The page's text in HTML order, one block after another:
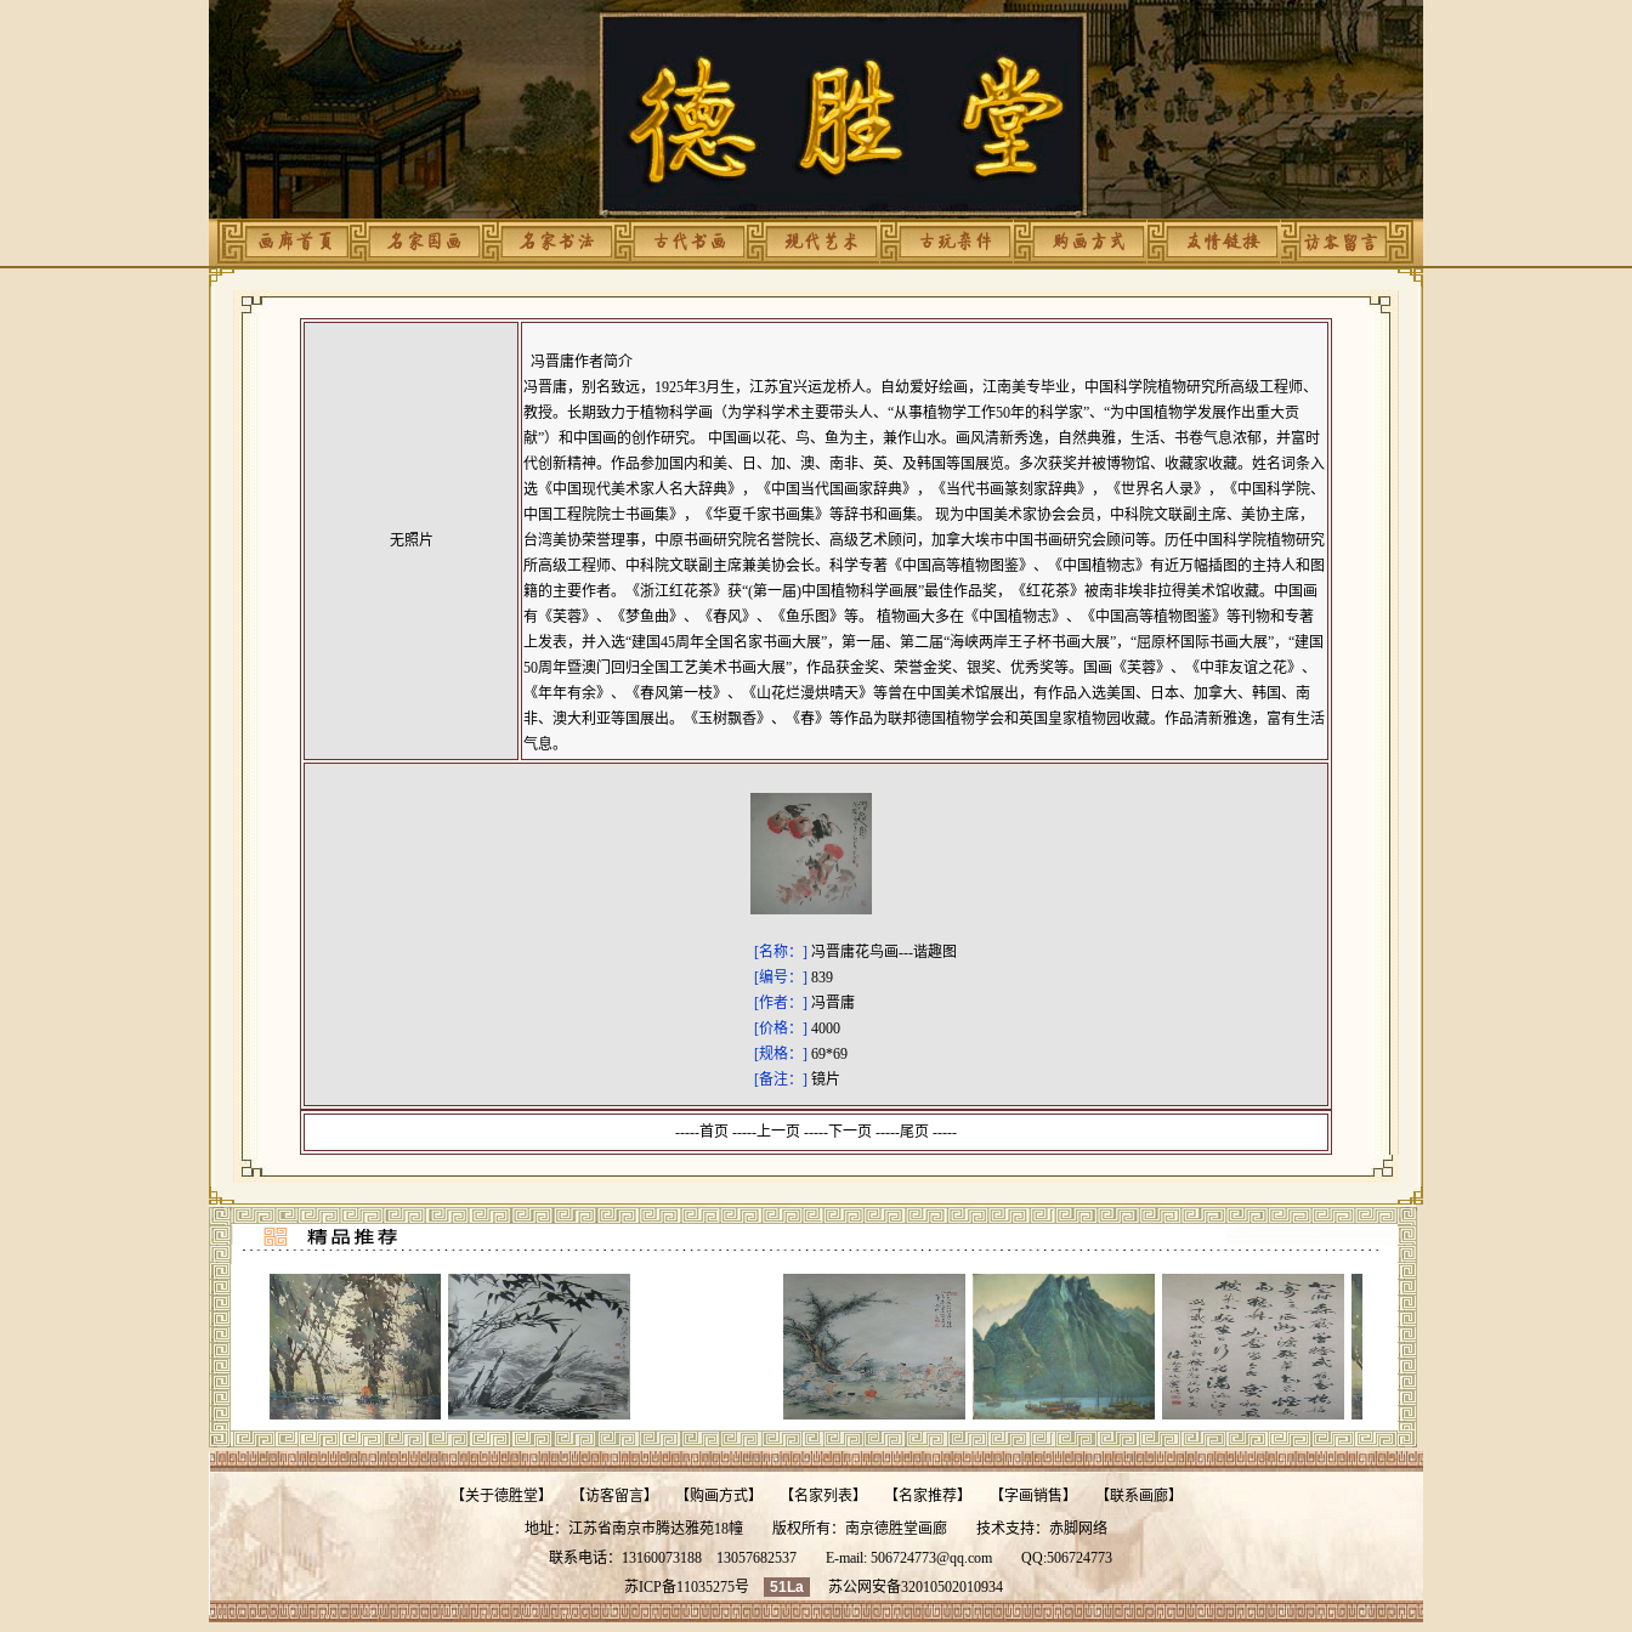
无照片
冯晋庸作者简介
冯晋庸，别名致远，1925年3月生，江苏宜兴运龙桥人。自幼爱好绘画，江南美专毕业， 中国科学院植物研究所高级工程师、
教授。长期致力于植物科学画（为学科学术主要带头人、“从事植物学工作50年的科学家”、“为中国植物学发展作出重大贡
献”）和中国画的创作研究。 中国画以花、鸟、鱼为主，兼作山水。画风清新秀逸，自然典雅，生活、书卷气息浓郁，并富时
代创新精神。作品参加国内和美、日、加、澳、南非、英、及韩国等国展览。多次获奖并被博物馆、收藏家收藏。姓名词条入
选《中国现代美术家人名大辞典》，《中国当代国画家辞典》，《当代书画篆刻家辞典》，《世界名人录》，《中国科学院、
中国工程院院士书画集》，《华夏千家书画集》等辞书和画集。 现为中国美术家协会会员，中科院文联副主席、美协主席，
台湾美协荣誉理事，中原书画研究院名誉院长、高级艺术顾问，加拿大埃市中国书画研究会顾问等。历任中国科学院植物研究
所高级工程师、中科院文联副主席兼美协会长。科学专著《中国高等植物图鉴》、《中国植物志》有近万幅插图的主持人和图
籍的主要作者。《浙江红花茶》获“(第一届)中国植物科学画展”最佳作品奖，《红花茶》被南非埃非拉得美术馆收藏。中国画
有《芙蓉》、《梦鱼曲》、《春风》、《鱼乐图》等。 植物画大多在《中国植物志》、《中国高等植物图鉴》等刊物和专著
上发表，并入选“建国45周年全国名家书画大展”，第一届、第二届“海峡两岸王子杯书画大展”，“屈原杯国际书画大展”，“建国
50周年暨澳门回归全国工艺美术书画大展”，作品获金奖、荣誉金奖、银奖、优秀奖等。国画《芙蓉》、《中菲友谊之花》、
《年年有余》、《春风第一枝》、《山花烂漫烘晴天》等曾在中国美术馆展出，有作品入选美国、日本、加拿大、韩国、南
非、澳大利亚等国展出。《玉树飘香》、《春》等作品为联邦德国植物学会和英国皇家植物园 收藏。作品清新雅逸，富有生活
气息。
[名称：] 冯晋庸花鸟画---谐趣图
[编号：] 839
[作者：] 冯晋庸
[价格：] 4000
[规格：] 69*69
[备注：] 镜片
-----首页 -----上一页 -----下一页 -----尾页 -----
【关于德胜堂】 【访客留言】 【购画方式】 【名家列表】 【名家推荐】 【字画销售】 【联系画廊】
地址：江苏省南京市腾达雅苑18幢 版权所有：南京德胜堂画廊 技术支持： 赤脚网络
联系电话：13160073188 13057682537 E-mail: 506724773@qq.comQQ:506724773
苏ICP备11035275号
51La 苏公网安备32010502010934